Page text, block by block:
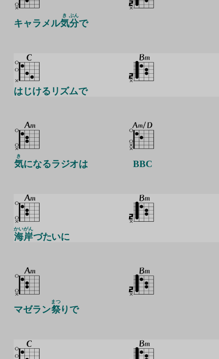
キャラメル気
き
分
ぶん
で
はじけるリズムで
気
き
になるラジオは BBC
海岸
かいがん
づたいに
マゼラン祭
まつ
りで